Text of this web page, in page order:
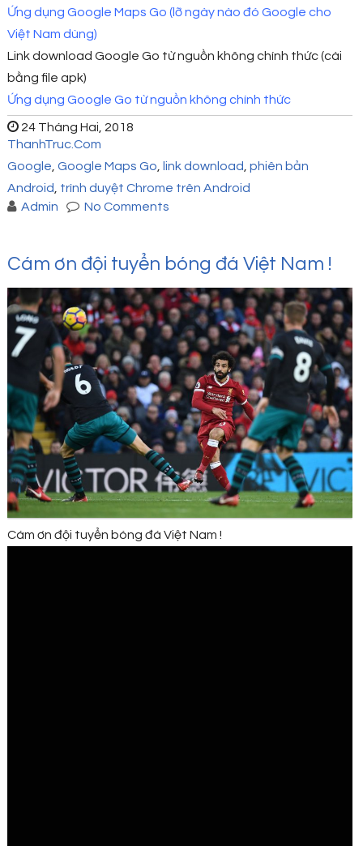
Ứng dụng Google Maps Go (lỡ ngày nào đó Google cho
Việt Nam dùng)
Link download Google Go từ nguồn không chính thức (cài
bằng file apk)
Ứng dụng Google Go từ nguồn không chính thức
24 Tháng Hai, 2018
ThanhTruc.Com
Google, Google Maps Go, link download, phiên bản
Android, trình duyệt Chrome trên Android
Admin
No Comments
Cám ơn đội tuyển bóng đá Việt Nam !
Cám ơn đội tuyển bóng đá Việt Nam !